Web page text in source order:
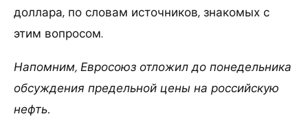
доллара, по словам источников, знакомых с
этим вопросом.
Напомним, Евросоюз отложил до понедельника
обсуждения предельной цены на российскую
нефть.